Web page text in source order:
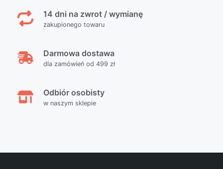
14 dni na zwrot / wymianę
zakupionego towaru
Darmowa dostawa
dla zamówień od 499 zł
Odbiór osobisty
w naszym sklepie